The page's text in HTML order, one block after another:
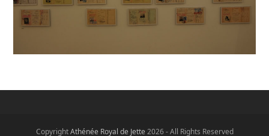
CopyrightAthénée Royal de Jette 2026 - All Rights Reserved